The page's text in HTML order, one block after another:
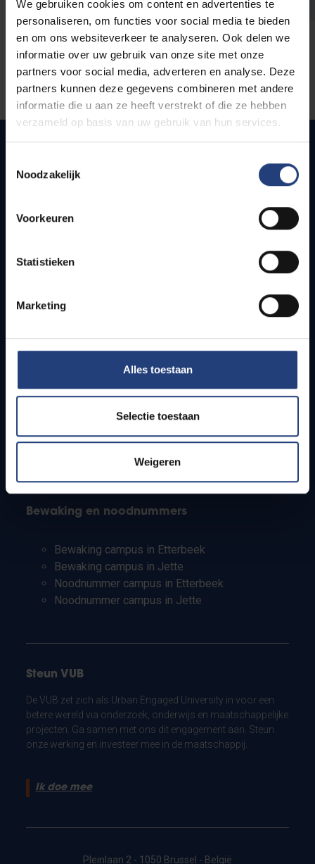
We gebruiken cookies om content en advertenties te
personaliseren, om functies voor social media te bieden
en om ons websiteverkeer te analyseren. Ook delen we
informatie over uw gebruik van onze site met onze
partners voor social media, adverteren en analyse. Deze
partners kunnen deze gegevens combineren met andere
informatie die u aan ze heeft verstrekt of die ze hebben
verzameld op basis van uw gebruik van hun services.
Noodzakelijk
Voorkeuren
Statistieken
Marketing
Alles toestaan
Selectie toestaan
Weigeren
Snel naar
Bereikbaarheid
Studenten
PhD-studenten
Leerkrachten en secundaire scholen
Bewaking en noodnummers
Bewaking campus in Etterbeek
Bewaking campus in Jette
Noodnummer campus in Etterbeek
Noodnummer campus in Jette
Steun VUB
De VUB zet zich als Urban Engaged University in voor een
betere wereld via onderzoek, onderwijs en maatschappelijke
projecten. Ga samen met ons dit engagement aan. Steun
onze werking en investeer mee in de maatschappij.
Ik doe mee
Pleinlaan 2 - 1050 Brussel - België